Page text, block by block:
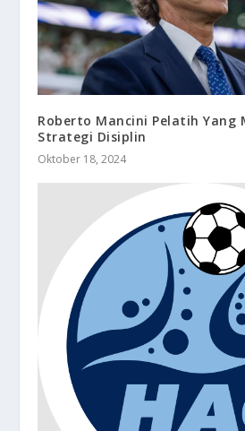
Roberto Mancini Pelatih Yang
Strategi Disiplin
Oktober 18, 2024